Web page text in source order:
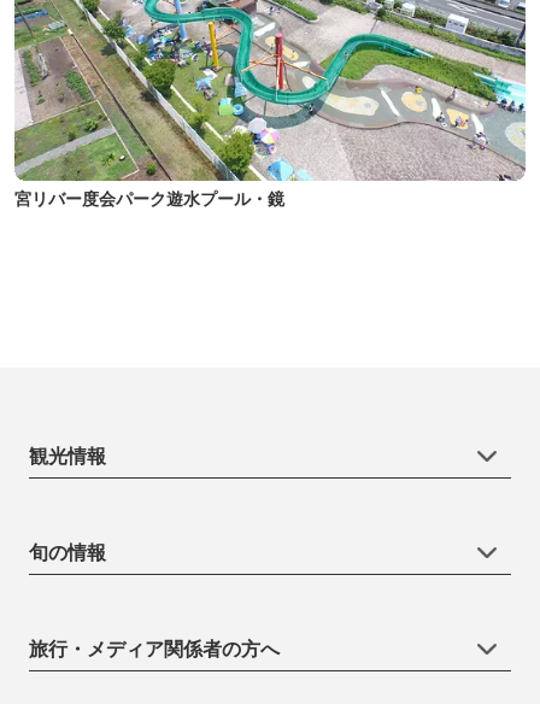
宮リバー度会パーク遊水プール・鏡
観光情報
旬の情報
旅行・メディア関係者の方へ